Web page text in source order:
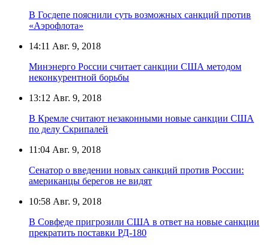
В Госдепе пояснили суть возможных санкций против
«Аэрофлота»
14:11 Авг. 9, 2018
Минэнерго России считает санкции США методом
неконкурентной борьбы
13:12 Авг. 9, 2018
В Кремле считают незаконными новые санкции США
по делу Скрипалей
11:04 Авг. 9, 2018
Сенатор о введении новых санкций против России:
американцы берегов не видят
10:58 Авг. 9, 2018
В Совфеде пригрозили США в ответ на новые санкции
прекратить поставки РД-180